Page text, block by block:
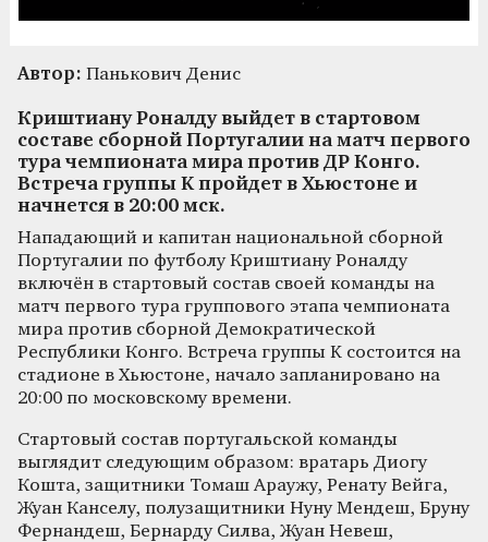
Автор: Панькович Денис
Криштиану Роналду выйдет в стартовом
составе сборной Португалии на матч первого
тура чемпионата мира против ДР Конго.
Встреча группы K пройдет в Хьюстоне и
начнется в 20:00 мск.
Нападающий и капитан национальной сборной
Португалии по футболу Криштиану Роналду
включён в стартовый состав своей команды на
матч первого тура группового этапа чемпионата
мира против сборной Демократической
Республики Конго. Встреча группы K состоится на
стадионе в Хьюстоне, начало запланировано на
20:00 по московскому времени.
Стартовый состав португальской команды
выглядит следующим образом: вратарь Диогу
Кошта, защитники Томаш Араужу, Ренату Вейга,
Жуан Канселу, полузащитники Нуну Мендеш, Бруну
Фернандеш, Бернарду Силва, Жуан Невеш,